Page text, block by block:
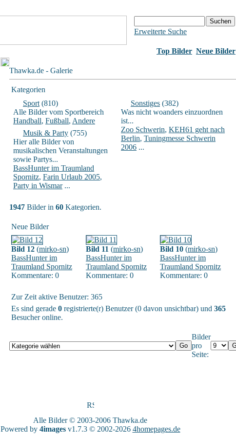
Erweiterte Suche
Top Bilder Neue Bilder
Thawka.de - Galerie
Kategorien
Sport (810)
Alle Bilder vom Sportbereich
Handball, Fußball, Andere
Musik & Party (755)
Hier alle Bilder von
musikalischen Veranstaltungen
sowie Partys...
BassHunter im Traumland
Spornitz, Farin Urlaub 2005,
Party in Wismar...
Sonstiges (382)
Was nicht woanders einzuordnen
ist...
Zoo Schwerin, KEH61 geht nach
Berlin, Tuningmesse Schwerin
2006 ...
1947 Bilder in 60 Kategorien.
Neue Bilder
Bild 12 (mirko-sn)
BassHunter im
Traumland Spornitz
Kommentare: 0
Bild 11 (mirko-sn)
BassHunter im
Traumland Spornitz
Kommentare: 0
Bild 10 (mirko-sn)
BassHunter im
Traumland Spornitz
Kommentare: 0
Zur Zeit aktive Benutzer: 365
Es sind gerade 0 registrierte(r) Benutzer (0 davon unsichtbar) und 365
Besucher online.
Bilder
pro
Seite:
Alle Bilder © 2003-2006 Thawka.de
Powered by 4imagesv1.7.3 © 2002-2026 4homepages.de